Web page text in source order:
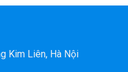
Kim Liên, Hà Nội